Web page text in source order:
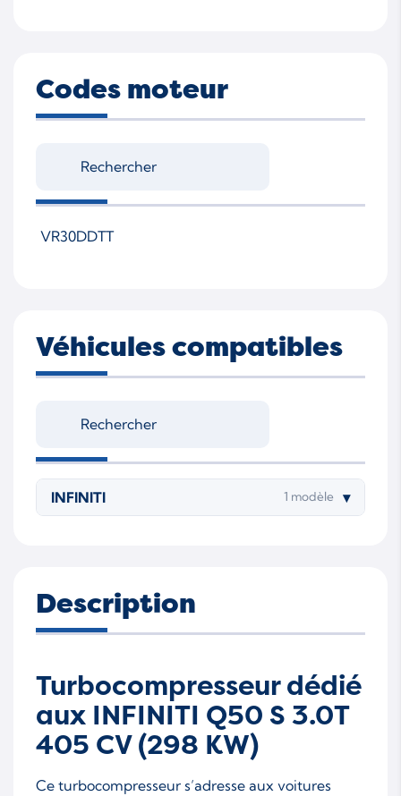
Codes moteur
VR30DDTT
Véhicules compatibles
INFINITI 1 modèle ▾
Description
Turbocompresseur dédié
aux INFINITI Q50 S 3.0T
405 CV (298 KW)
Ce turbocompresseur s’adresse aux voitures